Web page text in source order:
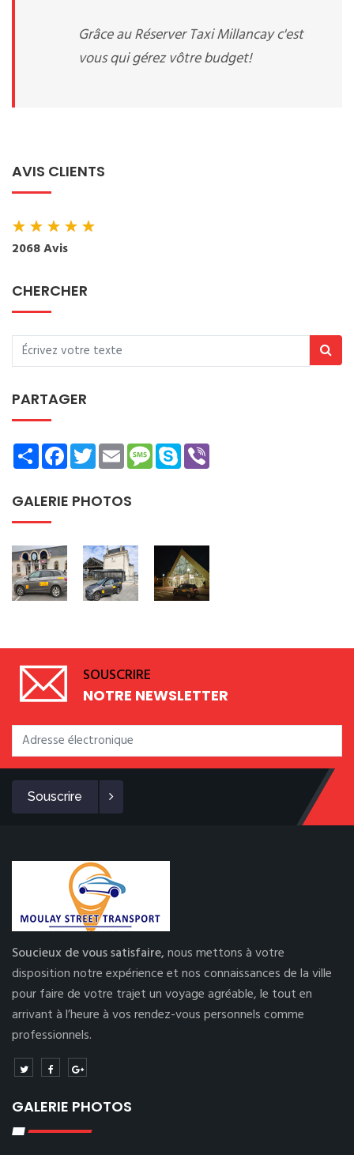
Grâce au Réserver Taxi Millancay c'est
vous qui gérez vôtre budget!
AVIS CLIENTS
★★★★★
2068 Avis
CHERCHER
PARTAGER
ShareFacebookTwitterEmailMessage
Skype
GALERIE PHOTOS
SOUSCRIRE
NOTRE NEWSLETTER
Souscrire
Soucieux de vous satisfaire,nous mettons à votre
disposition notre expérience et nos connaissances de la ville
pour faire de votre trajet un voyage agréable, le tout en
arrivant à l’heure à vos rendez-vous personnels comme
professionnels.
GALERIE PHOTOS